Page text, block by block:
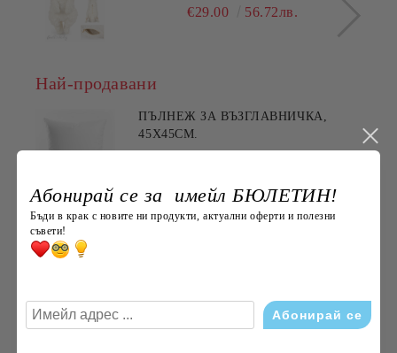
€29.00 56.72лв.
Най-продавани
ПЪЛНЕЖ ЗА ВЪЗГЛАВНИЧКА,
45X45СМ.
ХАВЛИЯ ЗА РЪЦЕ, 100% ПАМУК,
ДОЛЕН ЧАРШАФ С ЛАСТИК,
Абонирай се за имейл БЮЛЕТИН!
Бъди в крак с новите ни продукти, актуални оферти и полезни
съвети!